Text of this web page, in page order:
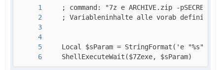
	ShellExecuteWait($7Zexe, $sParam)